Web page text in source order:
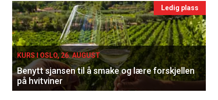
Ledig plass
KURS I OSLO, 26. AUGUST
Benytt sjansen til å smake og lære forskjellen
på hvitviner